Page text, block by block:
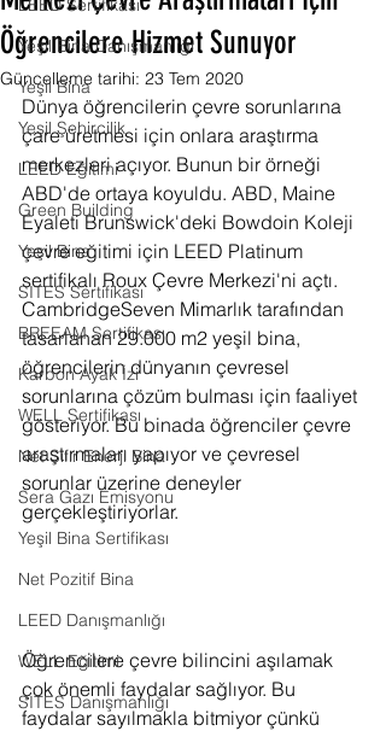
LEED Sertifikası
Yeşil Bina Danışmanlığı
Yeşil Bina
Yeşil Şehircilik
LEED Eğitimi
Green Building
Yeşil Bina
SITES Sertifikası
BREEAM Sertifikası
Karbon Ayak İzi
WELL Sertifikası
Net Sıfır Enerji Bina
Sera Gazı Emisyonu
Yeşil Bina Sertifikası
Net Pozitif Bina
LEED Danışmanlığı
WELL Eğitimi
SITES Danışmanlığı
Öğrencilere Hizmet Sunuyor
Güncelleme tarihi: 23 Tem 2020
Dünya öğrencilerin çevre sorunlarına
çare üretmesi için onlara araştırma
merkezleri açıyor. Bunun bir örneği
ABD'de ortaya koyuldu. ABD, Maine
Eyaleti Brunswick'deki Bowdoin Koleji
çevre eğitimi için LEED Platinum
sertifikalı Roux Çevre Merkezi'ni açtı.
CambridgeSeven Mimarlık tarafından
tasarlanan 29.000 m2 yeşil bina,
öğrencilerin dünyanın çevresel
sorunlarına çözüm bulması için faaliyet
gösteriyor. Bu binada öğrenciler çevre
araştırmaları yapıyor ve çevresel
sorunlar üzerine deneyler
gerçekleştiriyorlar.
Öğrencilere çevre bilincini aşılamak
çok önemli faydalar sağlıyor. Bu
faydalar sayılmakla bitmiyor çünkü